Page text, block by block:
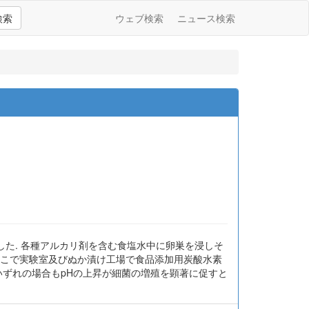
索 ウェブ検索 ニュース検索
. 各種アルカリ剤を含む食塩水中に卵巣を浸しそ
で実験室及びぬか漬け工場で食品添加用炭酸水素
れの場合もpHの上昇が細菌の増殖を顕著に促すと